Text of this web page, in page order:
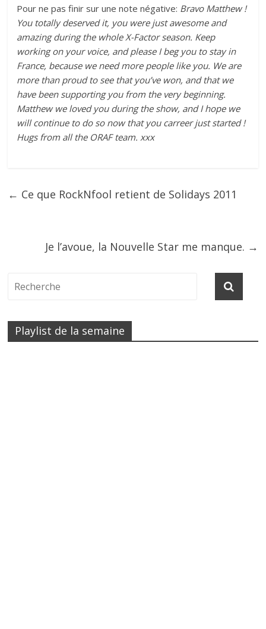
Pour ne pas finir sur une note négative: Bravo Matthew !
You totally deserved it, you were just awesome and
amazing during the whole X-Factor season. Keep
working on your voice, and please I beg you to stay in
France, because we need more people like you. We are
more than proud to see that you’ve won, and that we
have been supporting you from the very beginning.
Matthew we loved you during the show, and I hope we
will continue to do so now that you carreer just started !
Hugs from all the ORAF team. xxx
← Ce que RockNfool retient de Solidays 2011
Je l’avoue, la Nouvelle Star me manque. →
Playlist de la semaine